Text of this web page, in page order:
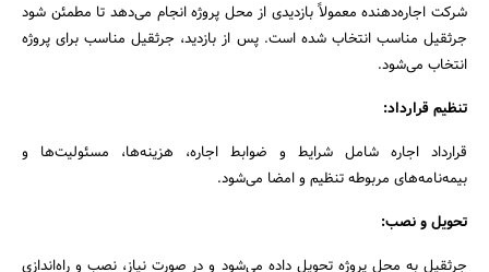
شرکت اجاره‌دهنده معمولاً بازدیدی از محل پروژه انجام می‌دهد تا مطمئن شود
جرثقیل مناسب انتخاب شده است. پس از بازدید، جرثقیل مناسب برای پروژه
انتخاب می‌شود.
تنظیم قرارداد:
قرارداد اجاره شامل شرایط و ضوابط اجاره، هزینه‌ها، مسئولیت‌ها و
بیمه‌نامه‌های مربوطه تنظیم و امضا می‌شود.
تحویل و نصب:
جرثقیل به محل پروژه تحویل داده می‌شود و در صورت نیاز، نصب و راه‌اندازی